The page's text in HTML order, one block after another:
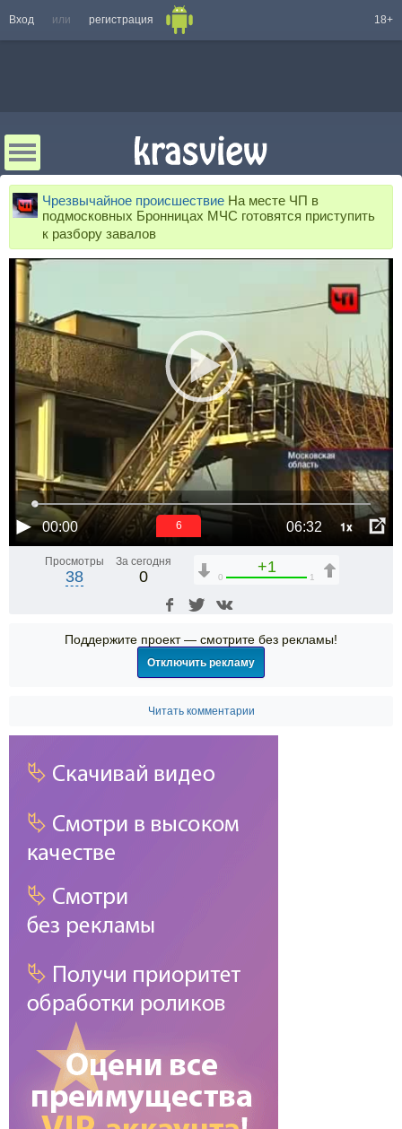
Вход или регистрация 18+
Чрезвычайное происшествие На месте ЧП в
подмосковных Бронницах МЧС готовятся приступить
к разбору завалов
00:00 06:32 1x
6
Просмотры
38
За сегодня
0
+1
0 1
Поддержите проект — смотрите без рекламы!
Отключить рекламу
Читать комментарии